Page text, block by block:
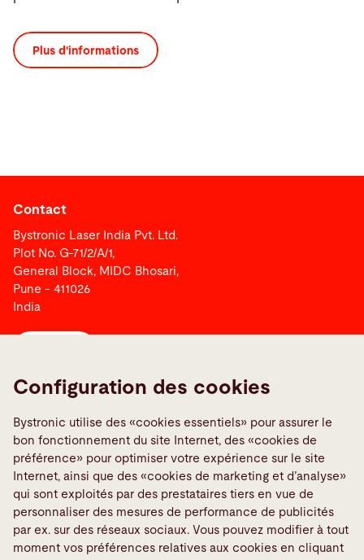
Plus d'informations
Contact
Bystronic Laser India Pvt. Ltd.
Plot No. G-71/2/A/1,
General Block, MIDC Bhosari,
Pune - 411026
India
Media Center
Signaler une erreur
TeamViewer
Quality policies
Médias sociaux
Configuration des cookies
Bystronic utilise des «cookies essentiels» pour assurer le
bon fonctionnement du site Internet, des «cookies de
préférence» pour optimiser votre expérience sur le site
Internet, ainsi que des «cookies de marketing et d’analyse»
qui sont exploités par des prestataires tiers en vue de
personnaliser des mesures de performance de publicités
par ex. sur des réseaux sociaux. Vous pouvez modifier à tout
moment vos préférences relatives aux cookies en cliquant